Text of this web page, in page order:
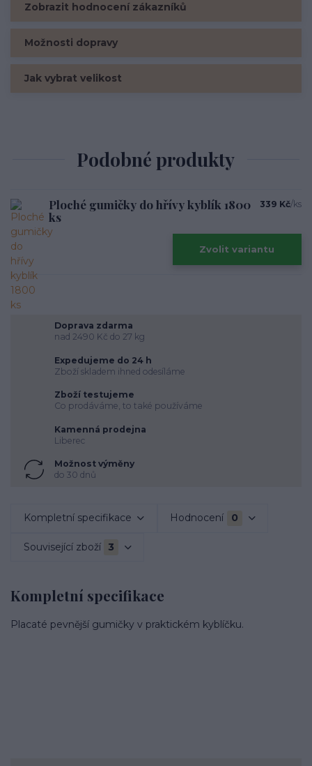
Zobrazit hodnocení zákazníků
Možnosti dopravy
Jak vybrat velikost
Podobné produkty
Ploché gumičky do hřívy kyblík 1800
ks
339 Kč/ks
Zvolit variantu
Doprava zdarma
nad 2490 Kč do 27 kg
Expedujeme do 24 h
Zboží skladem ihned odesíláme
Zboží testujeme
Co prodáváme, to také používáme
Kamenná prodejna
Liberec
Možnost výměny
do 30 dnů
Kompletní specifikace Hodnocení 0
Související zboží 3
Kompletní specifikace
Placaté pevnější gumičky v praktickém kyblíčku.